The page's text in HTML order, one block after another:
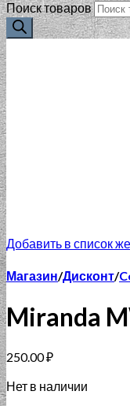
Поиск товаров
Добавить в список
Магазин/Дисконт/
Miranda
250.00₽
Нет в наличии